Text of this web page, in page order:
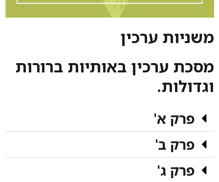
משניות ערכין
מסכת ערכין באותיות ברורות
וגדולות.
פרק א'
פרק ב'
פרק ג'